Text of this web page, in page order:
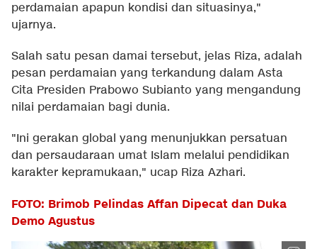
perdamaian apapun kondisi dan situasinya,"
ujarnya.
Salah satu pesan damai tersebut, jelas Riza, adalah
pesan perdamaian yang terkandung dalam Asta
Cita Presiden Prabowo Subianto yang mengandung
nilai perdamaian bagi dunia.
"Ini gerakan global yang menunjukkan persatuan
dan persaudaraan umat Islam melalui pendidikan
karakter kepramukaan," ucap Riza Azhari.
FOTO: Brimob Pelindas Affan Dipecat dan Duka
Demo Agustus